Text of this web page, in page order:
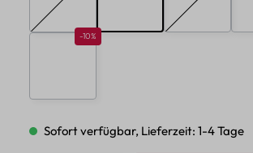
(Diese Option ist zurzeit nicht verfügbar.)
Rabatt 10%
-10%
Sofort verfügbar, Lieferzeit: 1-4 Tage